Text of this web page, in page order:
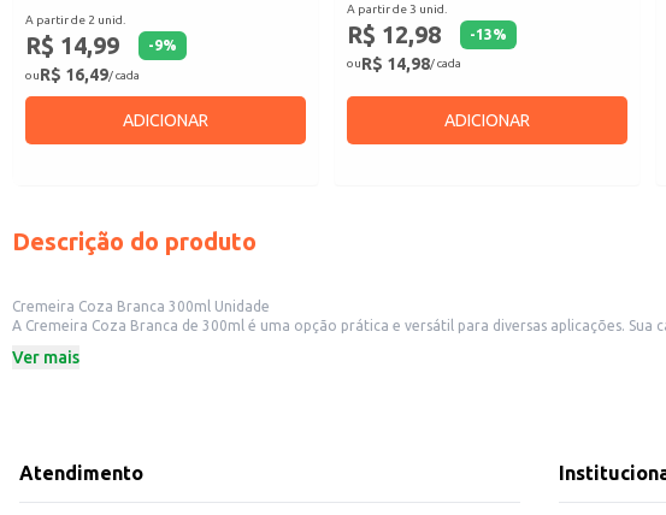
A partir de 2 unid.
R$ 14,99 -9%
ouR$ 16,49/ cada
ADICIONAR
A partir de 3 unid.
R$ 12,98 -13%
ouR$ 14,98/ cada
ADICIONAR
Descrição do produto
Cremeira Coza Branca 300ml Unidade
A Cremeira Coza Branca de 300ml é uma opção prática e versátil para diversas aplicações.
Capacidade: 300ml
Ideal para servir sobremesas individuais.
Perfeita para uso doméstico em ocasiões especiais ou uso diário.
Ver mais
Atendimento